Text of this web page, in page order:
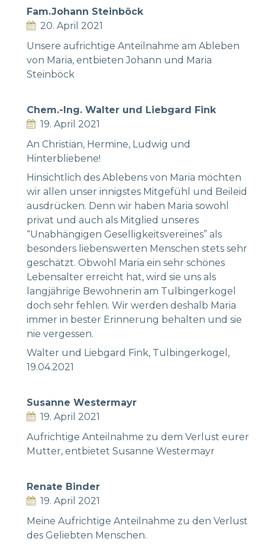
Fam.Johann Steinböck
20. April 2021
Unsere aufrichtige Anteilnahme am Ableben
von Maria, entbieten Johann und Maria
Steinböck
Chem.-Ing. Walter und Liebgard Fink
19. April 2021
An Christian, Hermine, Ludwig und
Hinterbliebene!
Hinsichtlich des Ablebens von Maria möchten
wir allen unser innigstes Mitgefühl und Beileid
ausdrücken. Denn wir haben Maria sowohl
privat und auch als Mitglied unseres
“Unabhängigen Geselligkeitsvereines” als
besonders liebenswerten Menschen stets sehr
geschätzt. Obwohl Maria ein sehr schönes
Lebensalter erreicht hat, wird sie uns als
langjährige Bewohnerin am Tulbingerkogel
doch sehr fehlen. Wir werden deshalb Maria
immer in bester Erinnerung behalten und sie
nie vergessen.
Walter und Liebgard Fink, Tulbingerkogel,
19.04.2021
Susanne Westermayr
19. April 2021
Aufrichtige Anteilnahme zu dem Verlust eurer
Mutter, entbietet Susanne Westermayr
Renate Binder
19. April 2021
Meine Aufrichtige Anteilnahme zu den Verlust
des Geliebten Menschen.